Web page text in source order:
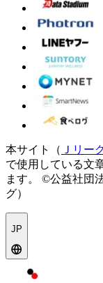
本サイト（ Ｊリー
で使用している文
ます。
©公益社団
グ）
JP